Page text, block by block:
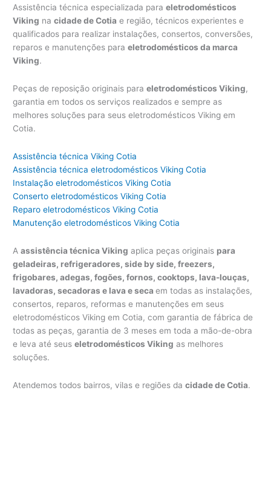
Assistência técnica especializada paraeletrodomésticos
Viking nacidade de Cotia e região, técnicos experientes e
qualificados para realizar instalações, consertos, conversões,
reparos e manutenções paraeletrodomésticos da marca
Viking.
Peças de reposição originais paraeletrodomésticos Viking,
garantia em todos os serviços realizados e sempre as
melhores soluções para seus eletrodomésticos Viking em
Cotia.
Assistência técnica Viking Cotia
Assistência técnica eletrodomésticos Viking Cotia
Instalação eletrodomésticos Viking Cotia
Conserto eletrodomésticos Viking Cotia
Reparo eletrodomésticos Viking Cotia
Manutenção eletrodomésticos Viking Cotia
Aassistência técnica Viking aplica peças originais para
geladeiras, refrigeradores, side by side, freezers,
frigobares, adegas, fogões, fornos, cooktops, lava-louças,
lavadoras, secadoras e lava e secaem todas as instalações,
consertos, reparos, reformas e manutenções em seus
eletrodomésticos Viking em Cotia, com garantia de fábrica de
todas as peças, garantia de 3 meses em toda a mão-de-obra
e leva até seuseletrodomésticos Viking as melhores
soluções.
Atendemos todos bairros, vilas e regiões dacidade de Cotia.